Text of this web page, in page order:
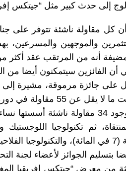
إلى حدث كبير مثل “جيتكس
والموجهين والمسرعين،
عقد أكثر من 600 لقاء بين الشركات الناشئة والمستثمرين
أن الفائزين سيتمكنون أيضا
بتسليم الجوائز لأعضاء لجنة
من معرض “جيتكس إفريقيا